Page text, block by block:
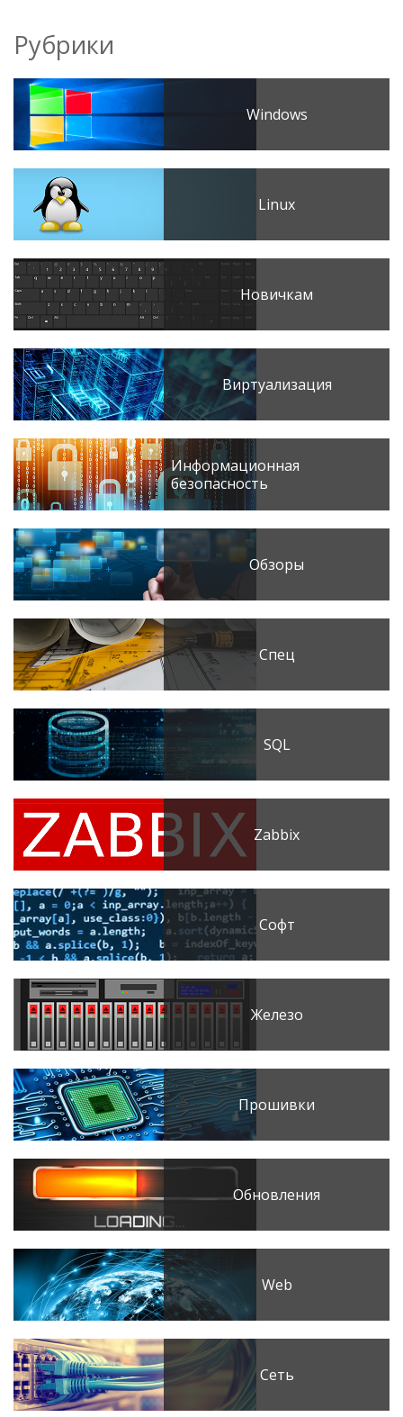
Рубрики
Windows
Linux
Новичкам
Виртуализация
Информационная
безопасность
Обзоры
Спец
SQL
Zabbix
Софт
Железо
Прошивки
Обновления
Web
Сеть